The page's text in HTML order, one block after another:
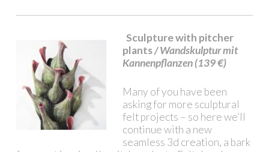
Sculpture with pitcher
plants/ Wandskulptur mit
Kannenpflanzen (139 €)
Many of you have been
asking for more sculptural
felt projects – so here we’ll
continue with a new
seamless 3d creation, a bark